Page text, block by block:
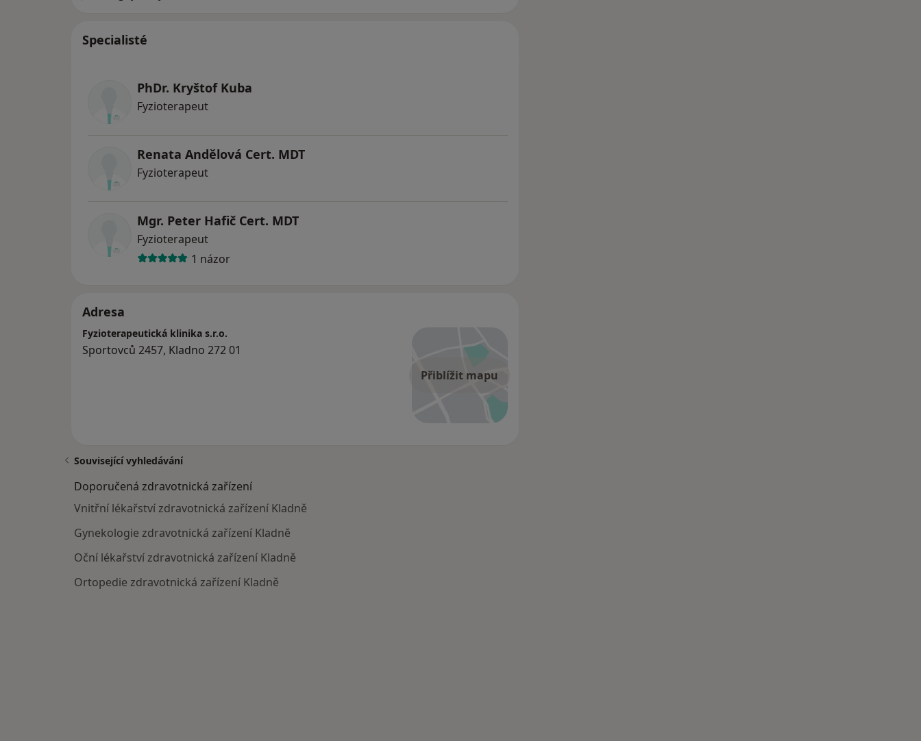
Specialisté
PhDr. Kryštof Kuba
Fyzioterapeut
Renata Andělová Cert. MDT
Fyzioterapeut
Mgr. Peter Hafič Cert. MDT
Fyzioterapeut
1 názor
Adresa
Přiblížit mapu
Fyzioterapeutická klinika s.r.o.
Sportovců 2457, Kladno 272 01
Související vyhledávání
Doporučená zdravotnická zařízení
Vnitřní lékařství zdravotnická zařízení Kladně
Gynekologie zdravotnická zařízení Kladně
Oční lékařství zdravotnická zařízení Kladně
Ortopedie zdravotnická zařízení Kladně